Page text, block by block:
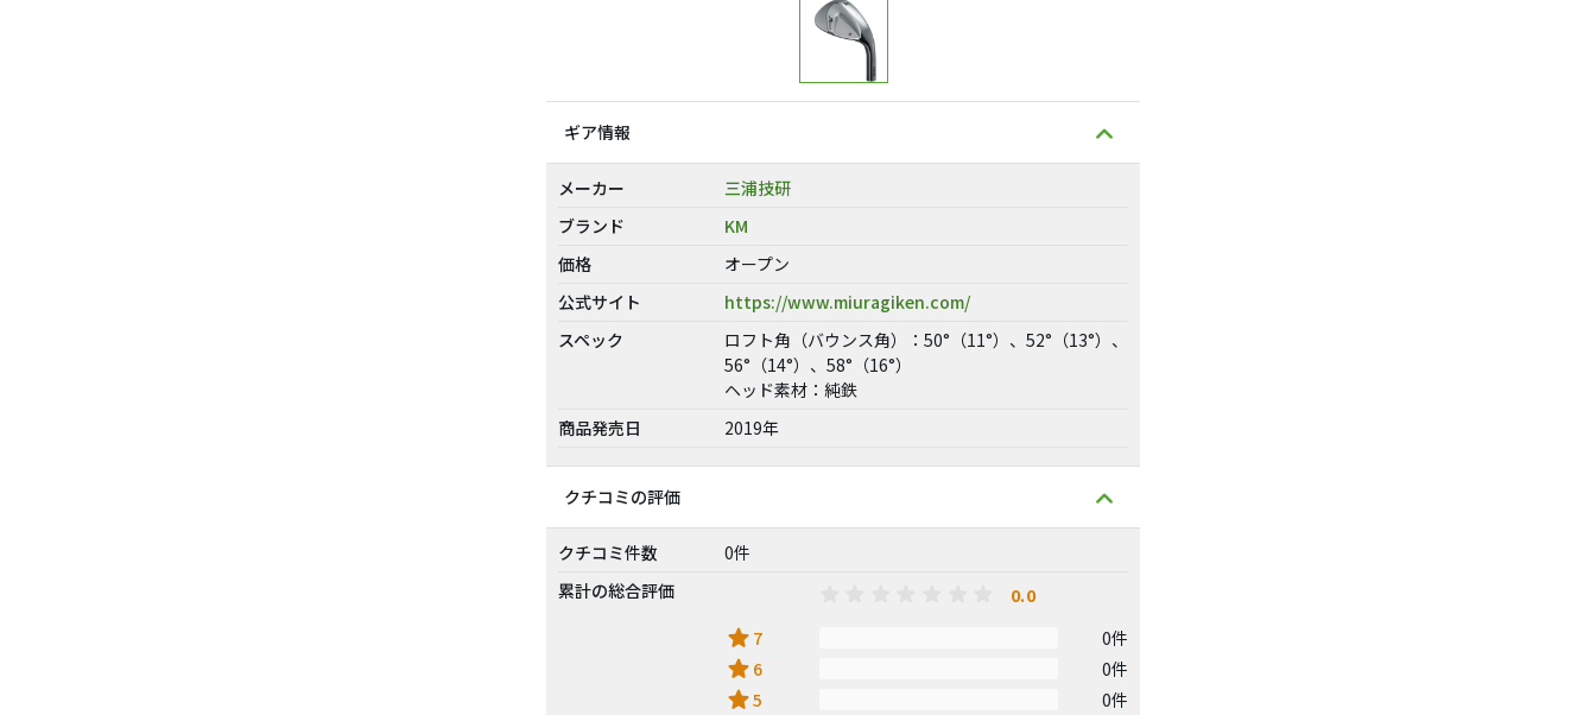
ギア情報
メーカー
三浦技研
ブランド
KM
価格
オープン
公式サイト
https://www.miuragiken.com/
スペック
ロフト角（バウンス角）：50°（11°）、52°（13°）、
56°（14°）、58°（16°）
ヘッド素材：純鉄
商品発売日
2019年
クチコミの評価
クチコミ件数
0件
累計の総合評価
0.0
star 7 0件
star 6 0件
star5 0件